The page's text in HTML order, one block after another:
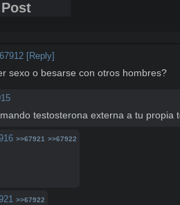
Post
67912 [Reply]
sexo o besarse con otros hombres?
testosterona externa a tu propia
>>67921 >>67922
>>67922